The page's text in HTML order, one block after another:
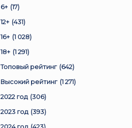
6+ (17)
12+ (431)
16+ (1 028)
18+ (1 291)
Топовый рейтинг (642)
Высокий рейтинг (1 271)
2022 год (306)
2023 год (393)
2024 год (423)